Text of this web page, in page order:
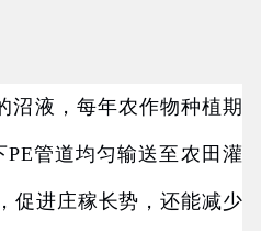
沼液，每年农作物种植期
PE管道均匀输送至农田灌
促进庄稼长势，还能减少